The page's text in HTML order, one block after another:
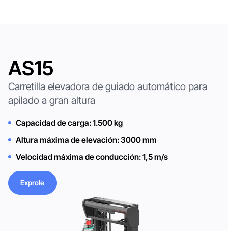
AS15
Carretilla elevadora de guiado automático para
apilado a gran altura
Capacidad de carga: 1.500 kg
Altura máxima de elevación: 3000 mm
Velocidad máxima de conducción: 1,5 m/s
Exprole